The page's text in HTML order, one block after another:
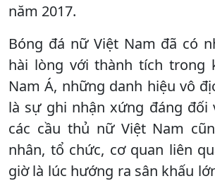
năm 2017.
Bóng đá nữ Việt Nam đã có
hài lòng với thành tích trong
Nam Á, những danh hiệu vô
là sự ghi nhận xứng đáng đối
các cầu thủ nữ Việt Nam
nhân, tổ chức, cơ quan liên
giờ là lúc hướng ra sân khấu